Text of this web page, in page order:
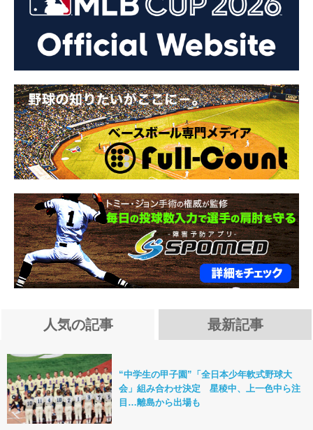
人気の記事 最新記事
“中学生の甲子園”「全日本少年軟式野球大
会」組み合わせ決定 星稜中、上一色中ら注
目…離島から出場も